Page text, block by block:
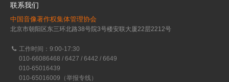
联系我们
中国音像著作权集体管理协会
北京市朝阳区东三环北路38号院3号楼安联大厦22层2212号
工作时间：9:00-17:30
010-66086468 / 6427 / 6442 / 6649
010-65016439
010-65016009（举报专线）